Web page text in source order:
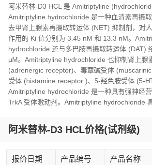
阿米替林-D3 HCL 是 Amitriptyline
Amitriptyline hydrochloride 是一种血清素再摄
去甲肾上腺素再摄取转运体 (NET) 抑制剂，对
作用的 Ki 值分别为 3.45 nM 和 13.3 nM。
hydrochloride 还与多巴胺再摄取转运体 (DAT)
μM。Amitriptyline hydrochloride 也抑制肾上腺
(adrenergic receptor)、毒蕈碱受体
受体 (histamine receptor )、5-羟色胺受体 (5-
Amitriptyline hydrochloride 是一种具有强神经
TrkA 受体激动剂。Amitriptyline hydrochloride
阿米替林-D3 HCL价格(试剂级)
报价日期 产品编号 产品名称